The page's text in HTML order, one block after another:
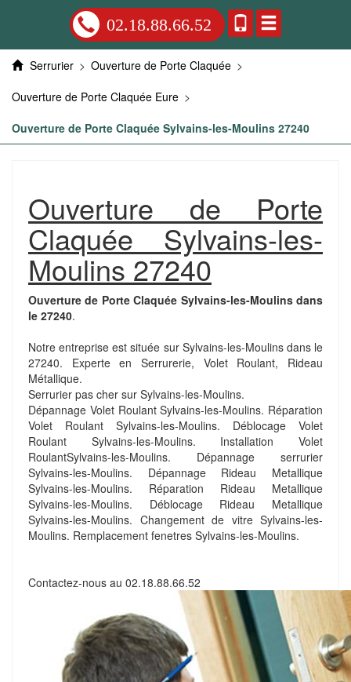
02.18.88.66.52
Serrurier > Ouverture de Porte Claquée >
Ouverture de Porte Claquée Eure >
Ouverture de Porte Claquée Sylvains-les-Moulins 27240
Ouverture de Porte
Claquée Sylvains-les-
Moulins 27240
Ouverture de Porte Claquée Sylvains-les-Moulins dans
le 27240.
Notre entreprise est située sur Sylvains-les-Moulins dans le
27240. Experte en Serrurerie, Volet Roulant, Rideau
Métallique.
Serrurier pas cher sur Sylvains-les-Moulins.
Dépannage Volet Roulant Sylvains-les-Moulins. Réparation
Volet Roulant Sylvains-les-Moulins. Déblocage Volet
Roulant Sylvains-les-Moulins. Installation Volet
RoulantSylvains-les-Moulins. Dépannage serrurier
Sylvains-les-Moulins. Dépannage Rideau Metallique
Sylvains-les-Moulins. Réparation Rideau Metallique
Sylvains-les-Moulins. Déblocage Rideau Metallique
Sylvains-les-Moulins. Changement de vitre Sylvains-les-
Moulins. Remplacement fenetres Sylvains-les-Moulins.
Contactez-nous au 02.18.88.66.52